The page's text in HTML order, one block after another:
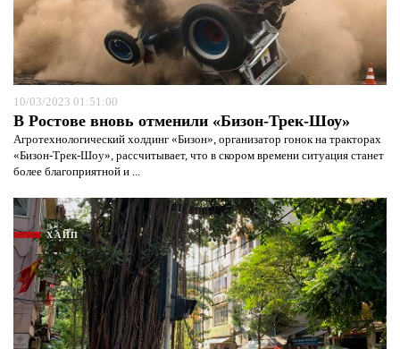
10/03/2023 01:51:00
В Ростове вновь отменили «Бизон-Трек-Шоу»
Агротехнологический холдинг «Бизон», организатор гонок на тракторах
«Бизон-Трек-Шоу», рассчитывает, что в скором времени ситуация станет
более благоприятной и ...
ХАЙП